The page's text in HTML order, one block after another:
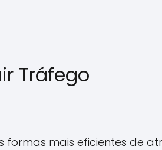
Tráfego
mais eficientes de